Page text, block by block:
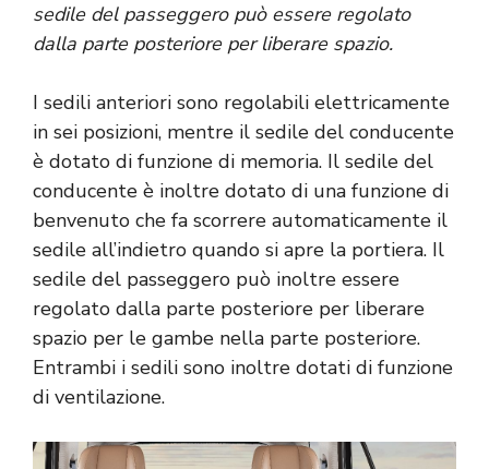
sedile del passeggero può essere regolato
dalla parte posteriore per liberare spazio.
I sedili anteriori sono regolabili elettricamente
in sei posizioni, mentre il sedile del conducente
è dotato di funzione di memoria. Il sedile del
conducente è inoltre dotato di una funzione di
benvenuto che fa scorrere automaticamente il
sedile all’indietro quando si apre la portiera. Il
sedile del passeggero può inoltre essere
regolato dalla parte posteriore per liberare
spazio per le gambe nella parte posteriore.
Entrambi i sedili sono inoltre dotati di funzione
di ventilazione.